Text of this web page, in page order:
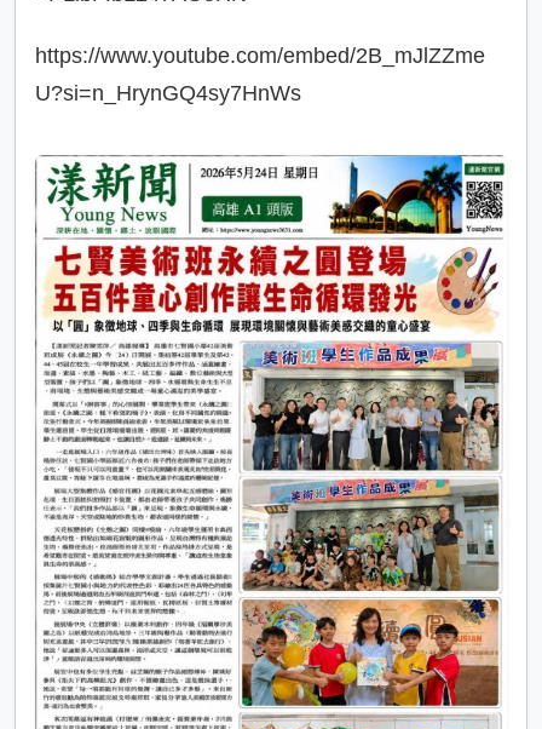
https://www.youtube.com/embed/2B_mJlZZme
U?si=n_HrynGQ4sy7HnWs